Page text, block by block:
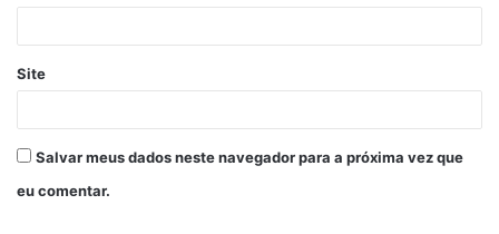
*
Site
Salvar meus dados neste navegador para a próxima vez que
eu comentar.